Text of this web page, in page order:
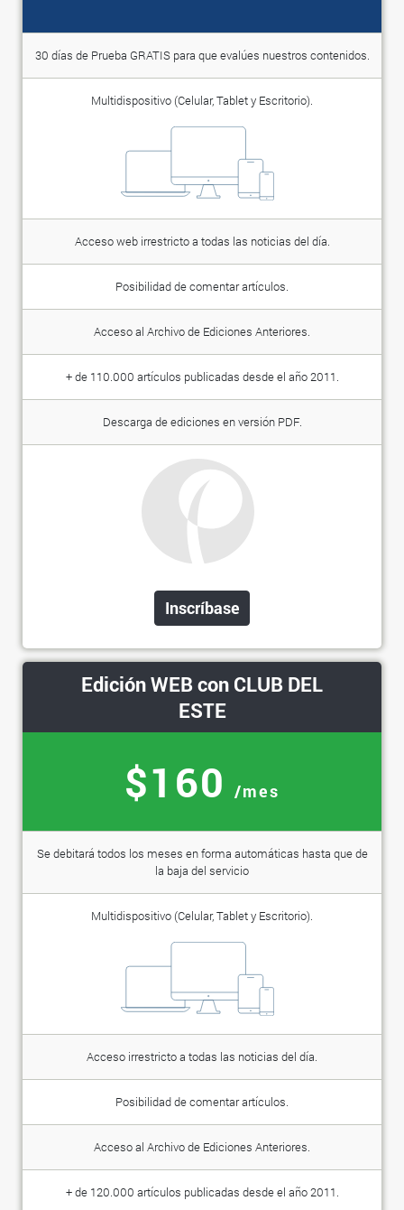
30 días de Prueba GRATIS para que evalúes nuestros contenidos.
Multidispositivo (Celular, Tablet y Escritorio).
Acceso web irrestricto a todas las noticias del día.
Posibilidad de comentar artículos.
Acceso al Archivo de Ediciones Anteriores.
+ de 110.000 artículos publicadas desde el año 2011.
Descarga de ediciones en versión PDF.
Inscríbase
Edición WEB con CLUB DEL
ESTE
$160 /mes
Se debitará todos los meses en forma automáticas hasta que de
la baja del servicio
Multidispositivo (Celular, Tablet y Escritorio).
Acceso irrestricto a todas las noticias del día.
Posibilidad de comentar artículos.
Acceso al Archivo de Ediciones Anteriores.
+ de 120.000 artículos publicadas desde el año 2011.